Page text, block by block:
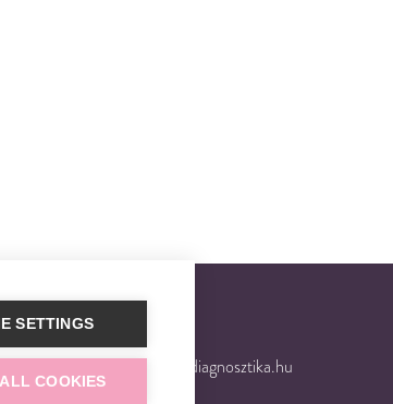
trisomytest@gendiagnosztika.hu
SETTINGS
COOKIES